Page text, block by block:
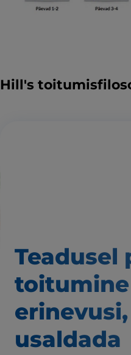
Hill's
Teadusel
erinevusi,
usaldada